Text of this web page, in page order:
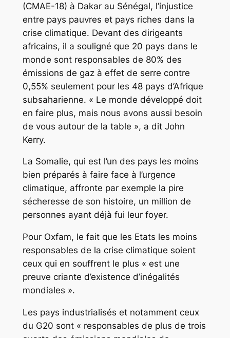
(CMAE-18) à Dakar au Sénégal, l’injustice
entre pays pauvres et pays riches dans la
crise climatique. Devant des dirigeants
africains, il a souligné que 20 pays dans le
monde sont responsables de 80% des
émissions de gaz à effet de serre contre
0,55% seulement pour les 48 pays d’Afrique
subsaharienne. « Le monde développé doit
en faire plus, mais nous avons aussi besoin
de vous autour de la table », a dit John
Kerry.
La Somalie, qui est l’un des pays les moins
bien préparés à faire face à l’urgence
climatique, affronte par exemple la pire
sécheresse de son histoire, un million de
personnes ayant déjà fui leur foyer.
Pour Oxfam, le fait que les Etats les moins
responsables de la crise climatique soient
ceux qui en souffrent le plus « est une
preuve criante d’existence d’inégalités
mondiales ».
Les pays industrialisés et notamment ceux
du G20 sont « responsables de plus de trois